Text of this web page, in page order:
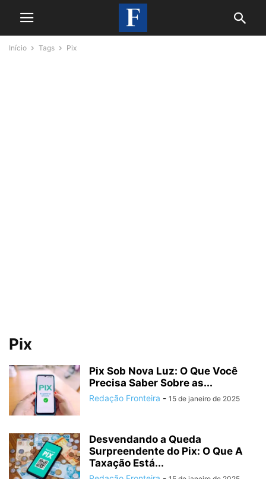
Início Tags Pix
Pix
Pix Sob Nova Luz: O Que Você
Precisa Saber Sobre as...
Redação Fronteira - 15 de janeiro de 2025
Desvendando a Queda
Surpreendente do Pix: O Que A
Taxação Está...